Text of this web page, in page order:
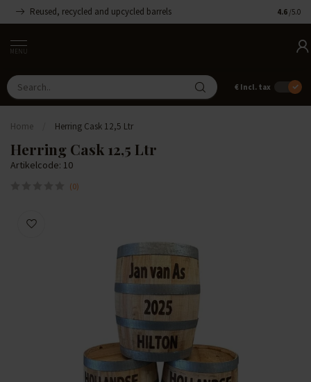
Reused, recycled and upcycled barrels 4.6 /5.0
MENU
€ Incl. tax
Home Herring Cask 12,5 Ltr
Herring Cask 12,5 Ltr
Artikelcode: 10
(0)